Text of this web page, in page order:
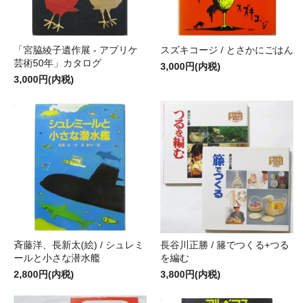
「宮脇綾子遺作展 - アプリケ
芸術50年」カタログ
3,000円(内税)
スズキコージ / とさかにごはん
3,000円(内税)
斉藤洋、長新太(絵) / シュレミ
ールと小さな潜水艦
2,800円(内税)
長谷川正勝 / 籐でつくる+つる
を編む
3,800円(内税)